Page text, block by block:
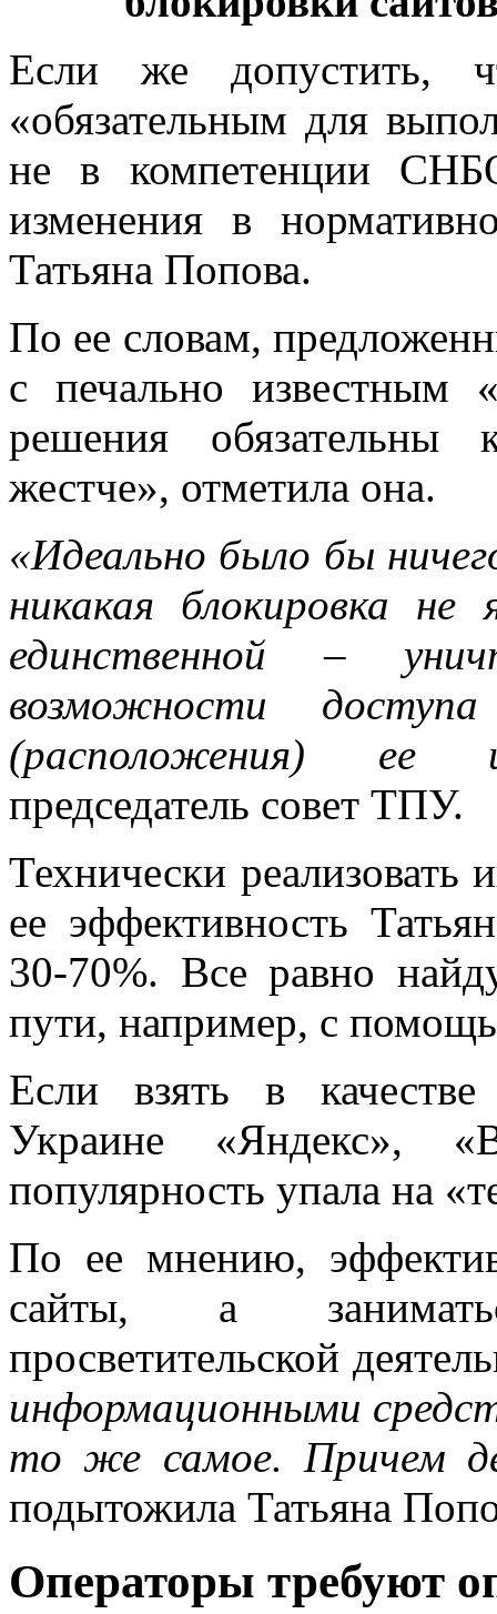
Если же допустить,
«обязательным для
не в компетенции
изменения в
Татьяна Попова.
По ее словам,
с печально известным
решения
жестче», отметила она.
«Идеально было бы
никакая блокировка не
единственной –
возможности
(расположения) ее
председатель совет ТПУ.
Технически
ее эффективность
30-70%. Все равно
пути, например, с
Если взять в
Украине «Яндекс»,
популярность упала на
По ее мнению,
сайты, а
просветительской
информационными
то же самое. Причем
подытожила Татьяна
Операторы требуют